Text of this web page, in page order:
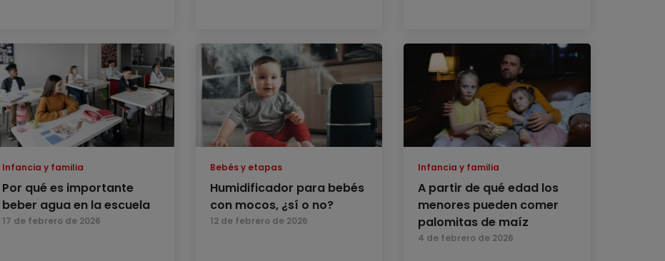
Infancia y familia
Por qué es importante
beber agua en la escuela
17 de febrero de 2026
Bebés y etapas
Humidificador para bebés
con mocos, ¿sí o no?
12 de febrero de 2026
Infancia y familia
A partir de qué edad los
menores pueden comer
palomitas de maíz
4 de febrero de 2026